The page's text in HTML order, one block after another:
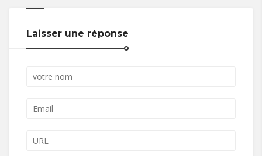
Laisser une réponse